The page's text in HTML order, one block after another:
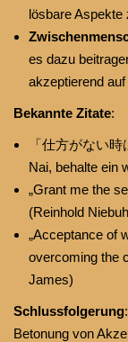
lösbare Aspekte
es dazu
akzeptierend
Bekannte Zitate:
「仕方がない
Nai, behalte ein
„Grant me the
(Reinhold
„Acceptance of
overcoming the
James)
Schlussfolgerung
Betonung von